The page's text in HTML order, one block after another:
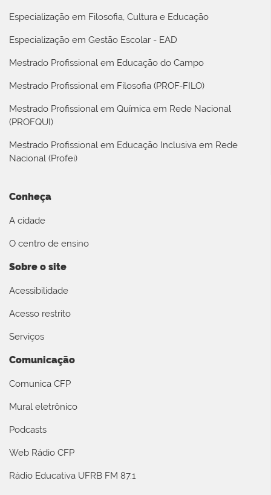
Especialização em Filosofia, Cultura e Educação
Especialização em Gestão Escolar - EAD
Mestrado Profissional em Educação do Campo
Mestrado Profissional em Filosofia (PROF-FILO)
Mestrado Profissional em Química em Rede Nacional
(PROFQUI)
Mestrado Profissional em Educação Inclusiva em Rede
Nacional (Profei)
Conheça
A cidade
O centro de ensino
Sobre o site
Acessibilidade
Acesso restrito
Serviços
Comunicação
Comunica CFP
Mural eletrônico
Podcasts
Web Rádio CFP
Rádio Educativa UFRB FM 87.1